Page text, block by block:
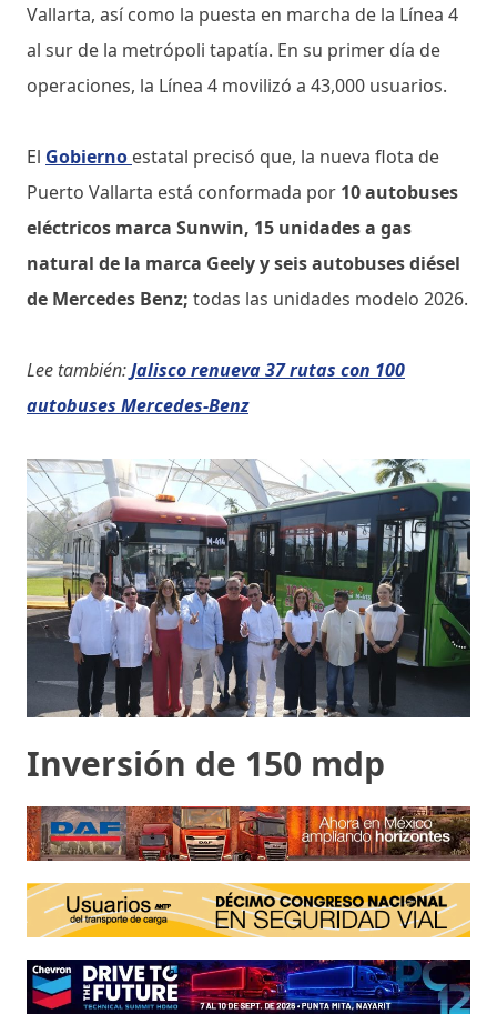
Vallarta, así como la puesta en marcha de la Línea 4
al sur de la metrópoli tapatía. En su primer día de
operaciones, la Línea 4 movilizó a 43,000 usuarios.
El Gobierno estatal precisó que, la nueva flota de
Puerto Vallarta está conformada por 10 autobuses
eléctricos marca Sunwin, 15 unidades a gas
natural de la marca Geely y seis autobuses diésel
de Mercedes Benz; todas las unidades modelo 2026.
Lee también:Jalisco renueva 37 rutas con 100
autobuses Mercedes-Benz
Inversión de 150 mdp